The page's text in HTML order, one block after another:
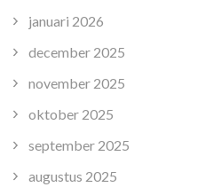
januari 2026
december 2025
november 2025
oktober 2025
september 2025
augustus 2025